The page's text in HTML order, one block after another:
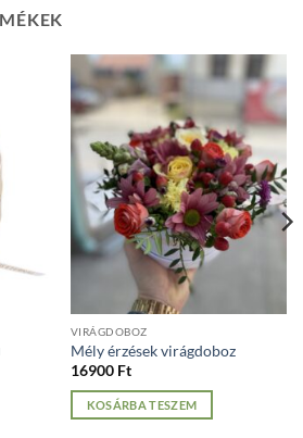
VIRÁGDOBOZ
Mély érzések virágdoboz
16900 Ft
KOSÁRBA TESZEM